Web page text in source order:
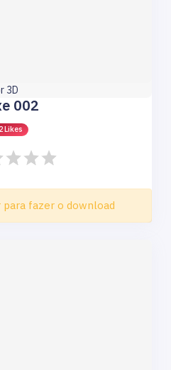
3D
002
2 Likes
para fazer o download